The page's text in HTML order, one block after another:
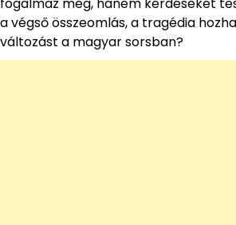
a végső összeomlás, a tragédia
változást a magyar sorsban?